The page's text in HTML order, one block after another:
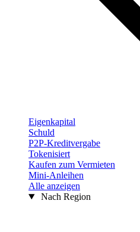
Eigenkapital
Schuld
P2P-Kreditvergabe
Tokenisiert
Kaufen zum Vermieten
Mini-Anleihen
Alle anzeigen
Nach Region